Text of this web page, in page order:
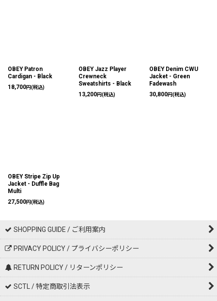
OBEY Patron
Cardigan - Black
18,700円(税込)
OBEY Jazz Player
Crewneck
Sweatshirts - Black
13,200円(税込)
OBEY Denim CWU
Jacket - Green
Fadewash
30,800円(税込)
OBEY Stripe Zip Up
Jacket - Duffle Bag
Multi
27,500円(税込)
SHOPPING GUIDE / ご利用案内
PRIVACY POLICY / プライバシーポリシー
RETURN POLICY / リターンポリシー
SCTL / 特定商取引法表示